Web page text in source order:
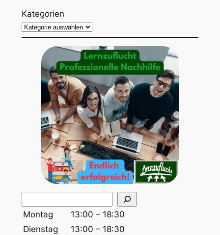
Kategorien
u
c
Montag
13:00 – 18:30
Dienstag
13:00 – 18:30